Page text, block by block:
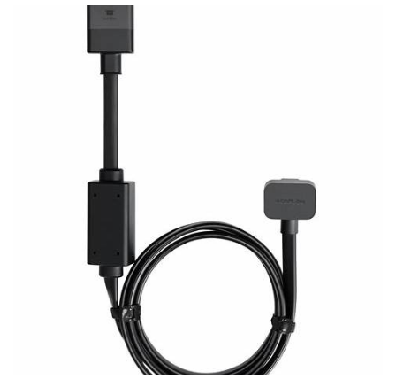
Baterii rotunde argint
Baterii auditive
Accesorii baterii
Baterii Industriale
Incarcatoare acumulatori
Sisteme prindere panouri
Statii de incarcare EV